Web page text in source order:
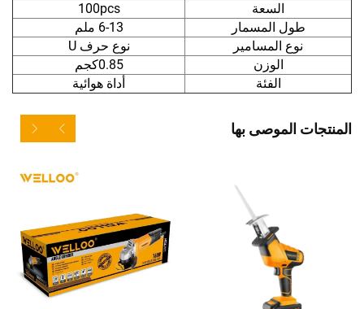
السعة
100pcs
طول المسمار
6-13 ملم
نوع المسامير
نوع حرف U
الوزن
0.85كجم
الفئة
أداة هوائية
المنتجات الموصى بها